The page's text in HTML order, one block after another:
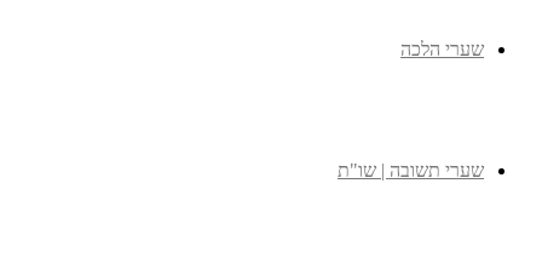
שערי הלכה
שערי תשובה | שו"ת